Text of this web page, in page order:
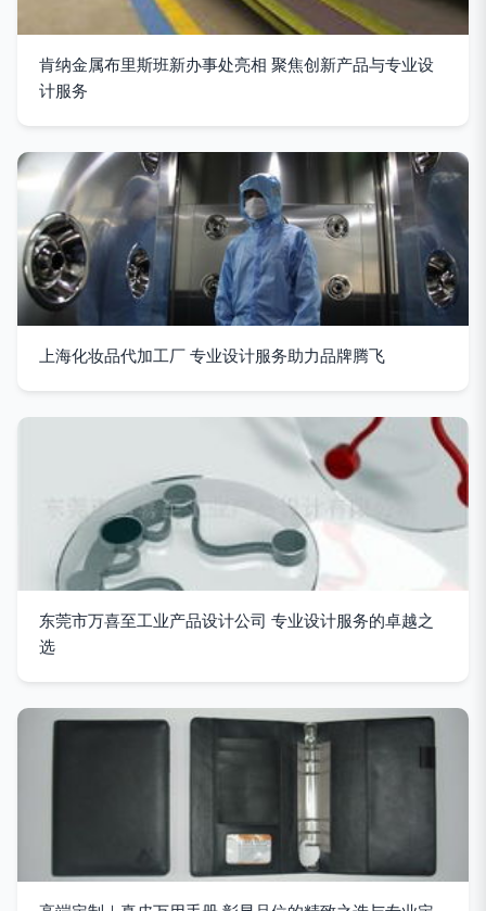
肯纳金属布里斯班新办事处亮相 聚焦创新产品与专业设
计服务
上海化妆品代加工厂 专业设计服务助力品牌腾飞
东莞市万喜至工业产品设计公司 专业设计服务的卓越之
选